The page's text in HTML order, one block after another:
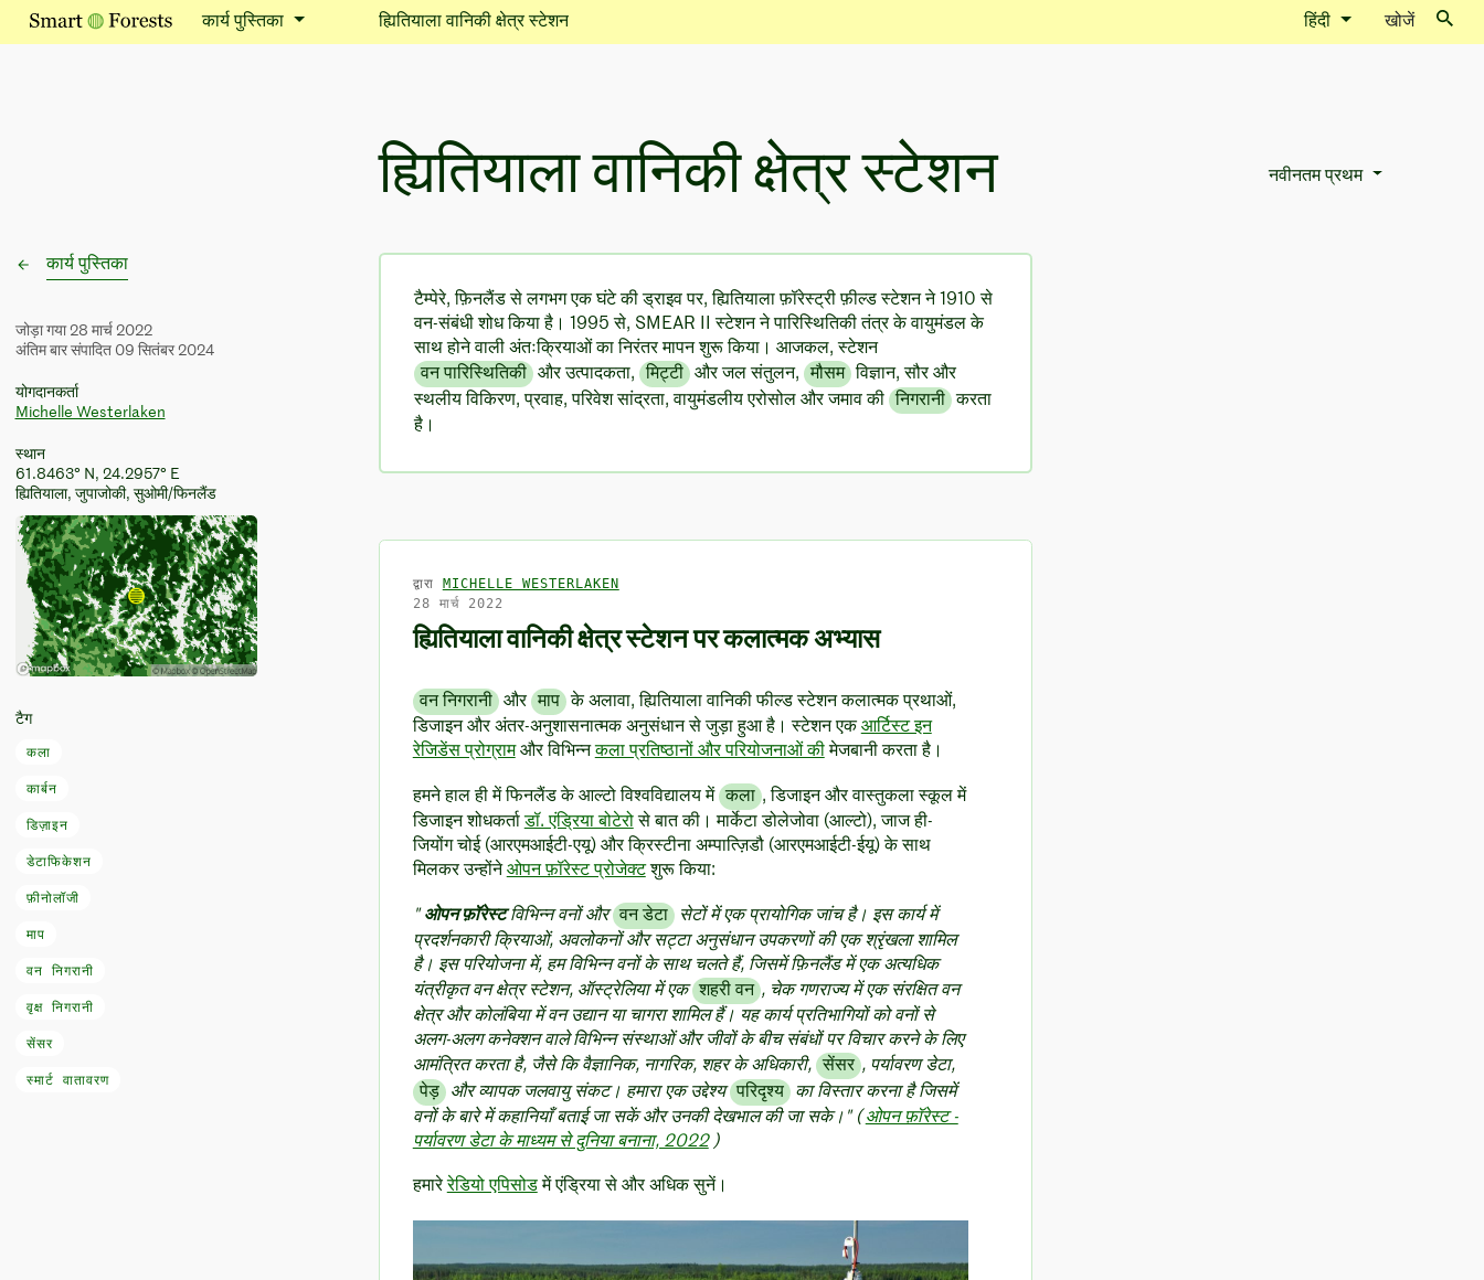
कार्य पुस्तिका ह्यितियाला वानिकी क्षेत्र स्टेशन हिंदी खोजें
नवीनतम प्रथम
ह्यितियाला वानिकी क्षेत्र स्टेशन
कार्य पुस्तिका
जोड़ा गया 28 मार्च 2022
अंतिम बार संपादित 09 सितंबर 2024
योगदानकर्ता
Michelle Westerlaken
स्थान
61.8463° N, 24.2957° E
ह्यितियाला, जुपाजोकी, सुओमी/फिनलैंड
टैग
कला
कार्बन
डिज़ाइन
डेटाफिकेशन
फ़ीनोलॉजी
माप
वन निगरानी
वृक्ष निगरानी
सेंसर
स्मार्ट वातावरण
टैम्पेरे, फ़िनलैंड से लगभग एक घंटे की ड्राइव पर, ह्यितियाला फ़ॉरेस्ट्री फ़ील्ड स्टेशन ने 1910 से
वन-संबंधी शोध किया है। 1995 से, SMEAR II स्टेशन ने पारिस्थितिकी तंत्र के वायुमंडल के
साथ होने वाली अंतःक्रियाओं का निरंतर मापन शुरू किया। आजकल, स्टेशन
वन पारिस्थितिकी और उत्पादकता, मिट्टी और जल संतुलन, मौसम विज्ञान, सौर और
स्थलीय विकिरण, प्रवाह, परिवेश सांद्रता, वायुमंडलीय एरोसोल और जमाव की
निगरानी करता
है।
द्वारा MICHELLE WESTERLAKEN
28 मार्च 2022
ह्यितियाला वानिकी क्षेत्र स्टेशन पर कलात्मक अभ्यास
वन निगरानी और माप के अलावा, ह्यितियाला वानिकी फील्ड स्टेशन कलात्मक प्रथाओं,
डिजाइन और अंतर-अनुशासनात्मक अनुसंधान से जुड़ा हुआ है। स्टेशन एकआर्टिस्ट इन
रेजिडेंस प्रोग्रामऔर विभिन्नकला प्रतिष्ठानों और परियोजनाओं कीमेजबानी करता है।
हमने हाल ही में फिनलैंड के आल्टो विश्वविद्यालय में कला , डिजाइन और वास्तुकला स्कूल में
डिजाइन शोधकर्ताडॉ. एंड्रिया बोटेरोसे बात की। मार्केटा डोलेजोवा (आल्टो), जाज ही-
जियोंग चोई (आरएमआईटी-एयू) और क्रिस्टीना अम्पात्ज़िडौ (आरएमआईटी-ईयू) के साथ
मिलकर उन्होंनेओपन फ़ॉरेस्ट प्रोजेक्टशुरू किया:
" ओपन फ़ॉरेस्ट विभिन्न वनों और वन डेटा सेटों में एक प्रायोगिक जांच है। इस कार्य में
प्रदर्शनकारी क्रियाओं, अवलोकनों और सट्टा अनुसंधान उपकरणों की एक श्रृंखला शामिल
है। इस परियोजना में, हम विभिन्न वनों के साथ चलते हैं, जिसमें फ़िनलैंड में एक अत्यधिक
यंत्रीकृत वन क्षेत्र स्टेशन, ऑस्ट्रेलिया में एक शहरी वन , चेक गणराज्य में एक संरक्षित वन
क्षेत्र और कोलंबिया में वन उद्यान या चागरा शामिल हैं। यह कार्य प्रतिभागियों को वनों से
अलग-अलग कनेक्शन वाले विभिन्न संस्थाओं और जीवों के बीच संबंधों पर विचार करने के लिए
आमंत्रित करता है, जैसे कि वैज्ञानिक, नागरिक, शहर के अधिकारी,
सेंसर , पर्यावरण डेटा,
पेड़ और व्यापक जलवायु संकट। हमारा एक उद्देश्य परिदृश्य का विस्तार करना है जिसमें
वनों के बारे में कहानियाँ बताई जा सकें और उनकी देखभाल की जा सके।" ( ओपन फ़ॉरेस्ट -
पर्यावरण डेटा के माध्यम से दुनिया बनाना, 2022 )
हमारेरेडियो एपिसोडमें एंड्रिया से और अधिक सुनें।